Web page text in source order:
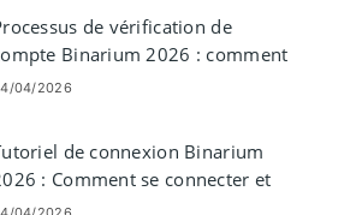
de vérification de
Binarium 2026 : comment
facilement le KYC
04/2026
de connexion Binarium
: Comment se connecter et
les problèmes de